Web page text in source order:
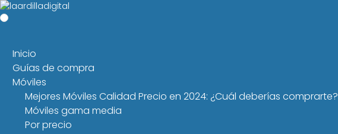
Inicio
Guías de compra
Móviles
Mejores Móviles Calidad Precio en 2024: ¿Cuál deberías comprarte?
Móviles gama media
Por precio